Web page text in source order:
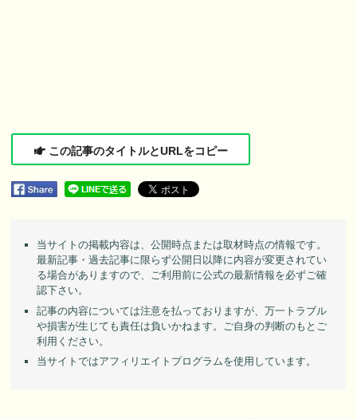
この記事のタイトルとURLをコピー
当サイトの掲載内容は、公開時点または取材時点の情報です。
最新記事・過去記事に限らず公開日以降に内容が変更されてい
る場合がありますので、ご利用前に公式の最新情報を必ずご確
認下さい。
記事の内容については注意を払っておりますが、万一トラブル
や損害が生じても責任は負いかねます。ご自身の判断のもとご
利用ください。
当サイトではアフィリエイトプログラムを使用しています。